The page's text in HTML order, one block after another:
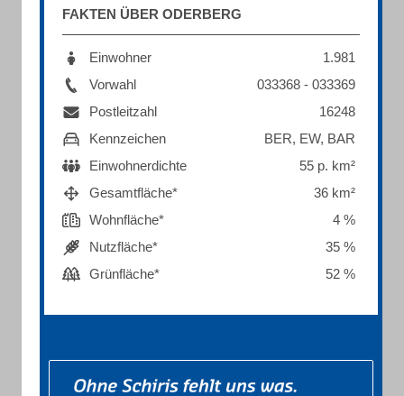
FAKTEN ÜBER ODERBERG
Einwohner
1.981
Vorwahl
033368 - 033369
Postleitzahl
16248
Kennzeichen
BER, EW, BAR
Einwohnerdichte
55 p. km²
Gesamtfläche*
36 km²
Wohnfläche*
4 %
Nutzfläche*
35 %
Grünfläche*
52 %